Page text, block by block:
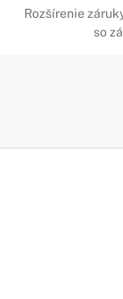
Rozšírenie
so